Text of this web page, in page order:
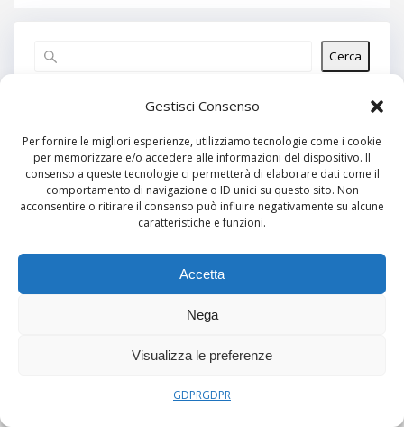
Gestisci Consenso
Per fornire le migliori esperienze, utilizziamo tecnologie come i cookie
per memorizzare e/o accedere alle informazioni del dispositivo. Il
consenso a queste tecnologie ci permetterà di elaborare dati come il
comportamento di navigazione o ID unici su questo sito. Non
acconsentire o ritirare il consenso può influire negativamente su alcune
caratteristiche e funzioni.
Accetta
Nega
Visualizza le preferenze
GDPRGDPR
Cerca
Articoli recenti
Commenti recenti
Nessun commento da mostrare.
Nessun archivio da mostrare.
Categorie
Nessuna categoria